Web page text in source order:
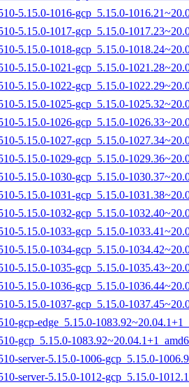
5.15.0-1016-gcp_5.15.0-
5.15.0-1017-gcp_5.15.0-
5.15.0-1018-gcp_5.15.0-
5.15.0-1021-gcp_5.15.0-
5.15.0-1022-gcp_5.15.0-
5.15.0-1025-gcp_5.15.0-
5.15.0-1026-gcp_5.15.0-
5.15.0-1027-gcp_5.15.0-
5.15.0-1029-gcp_5.15.0-
5.15.0-1030-gcp_5.15.0-
5.15.0-1031-gcp_5.15.0-
5.15.0-1032-gcp_5.15.0-
5.15.0-1033-gcp_5.15.0-
5.15.0-1034-gcp_5.15.0-
5.15.0-1035-gcp_5.15.0-
5.15.0-1036-gcp_5.15.0-
5.15.0-1037-gcp_5.15.0-
gcp-edge_5.15.0-
gcp_5.15.0-
server-5.15.0-1006-gcp_5.15.0-
server-5.15.0-1012-gcp_5.15.0-